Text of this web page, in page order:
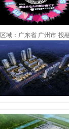
区域：广东省 广州市 投